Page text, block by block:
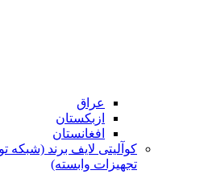
عراق
ازبکستان
افغانستان
کوآلیتی لایف برند (شبکه
تجهیزات وابسته)